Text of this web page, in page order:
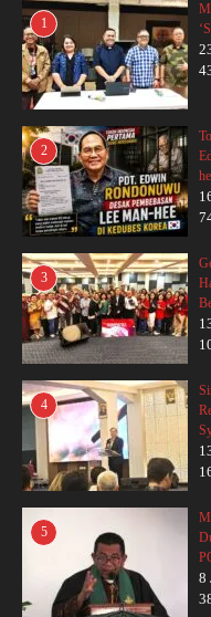
1
2
3
4
5
8